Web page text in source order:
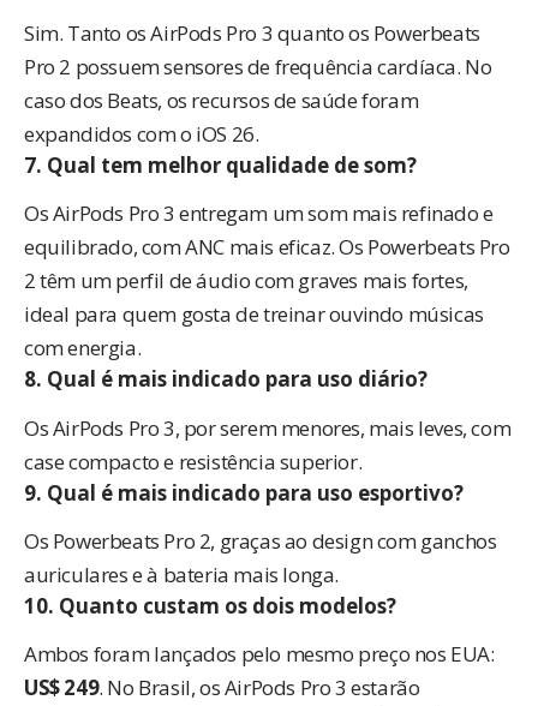
Sim. Tanto os AirPods Pro 3 quanto os Powerbeats
Pro 2 possuem sensores de frequência cardíaca. No
caso dos Beats, os recursos de saúde foram
expandidos com o iOS 26.
7. Qual tem melhor qualidade de som?
Os AirPods Pro 3 entregam um som mais refinado e
equilibrado, com ANC mais eficaz. Os Powerbeats Pro
2 têm um perfil de áudio com graves mais fortes,
ideal para quem gosta de treinar ouvindo músicas
com energia.
8. Qual é mais indicado para uso diário?
Os AirPods Pro 3, por serem menores, mais leves, com
case compacto e resistência superior.
9. Qual é mais indicado para uso esportivo?
Os Powerbeats Pro 2, graças ao design com ganchos
auriculares e à bateria mais longa.
10. Quanto custam os dois modelos?
Ambos foram lançados pelo mesmo preço nos EUA:
US$ 249. No Brasil, os AirPods Pro 3estarão